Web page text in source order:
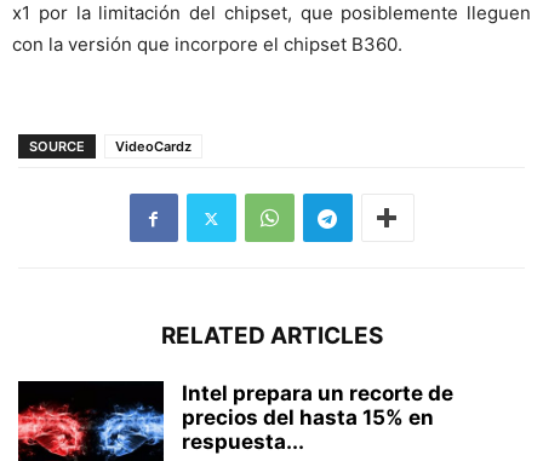
x1 por la limitación del chipset, que posiblemente lleguen
con la versión que incorpore el chipset B360.
SOURCE VideoCardz
RELATED ARTICLES
Intel prepara un recorte de
precios del hasta 15% en
respuesta...